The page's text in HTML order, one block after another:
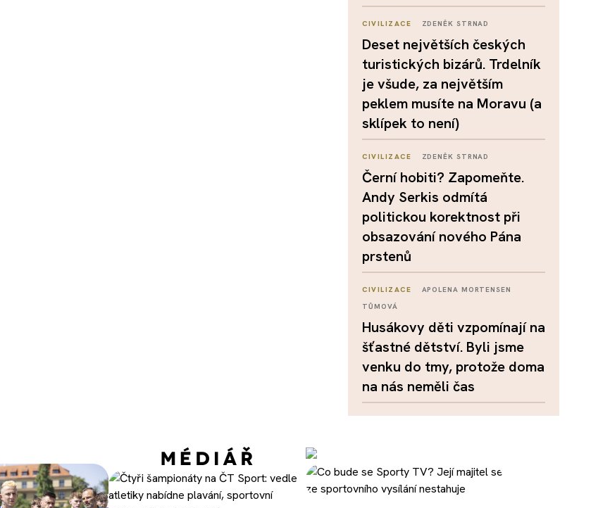
CIVILIZACE ZDENĚK STRNAD
Deset největších českých
turistických bizárů. Trdelník
je všude, za největším
peklem musíte na Moravu (a
sklípek to není)
CIVILIZACE ZDENĚK STRNAD
Černí hobiti? Zapomeňte.
Andy Serkis odmítá
politickou korektnost při
obsazování nového Pána
prstenů
CIVILIZACE
APOLENA MORTENSEN
TŮMOVÁ
Husákovy děti vzpomínají na
šťastné dětství. Byli jsme
venku do tmy, protože doma
na nás neměli čas